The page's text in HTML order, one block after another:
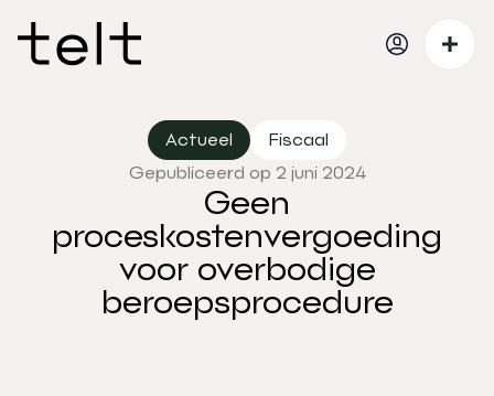
Actueel
Fiscaal
Gepubliceerd op 2 juni 2024
Geen
proceskostenvergoeding
voor overbodige
beroepsprocedure